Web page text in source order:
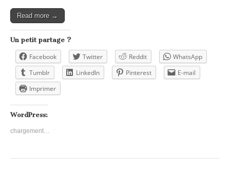
Read more →
Un petit partage ?
Facebook Twitter Reddit
WhatsApp
Tumblr
LinkedIn Pinterest
E-mail
Imprimer
WordPress:
chargement…